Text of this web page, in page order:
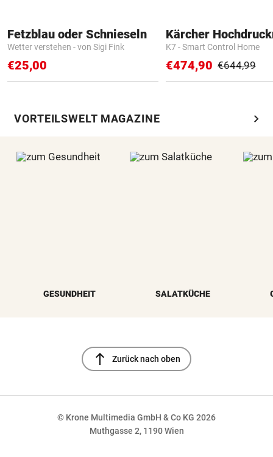
Fetzblau oder Schnieseln
Wetter verstehen - von Sigi Fink
€25,00
Kärcher
K7 - Smart Control Home
€474,90 €644,99
VORTEILSWELT MAGAZINE chevron_right
GESUNDHEIT SALATKÜCHE
north Zurück nach oben
© Krone Multimedia GmbH & Co KG 2026
Muthgasse 2, 1190 Wien